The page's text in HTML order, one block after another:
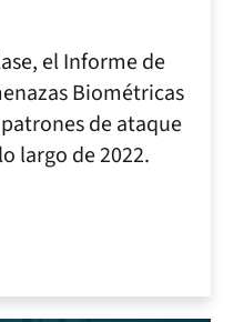
el Informe de
Biométricas
de ataque
largo de 2022.